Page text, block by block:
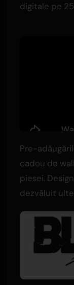
digitale pe
Pre-
cadou de
piesei.
dezvăluit